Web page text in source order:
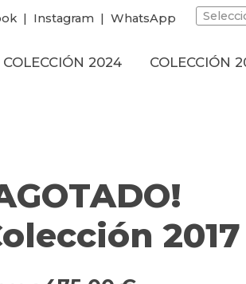
| Instagram | WhatsApp
COLECCIÓN 2024 COLECCIÓN
2017